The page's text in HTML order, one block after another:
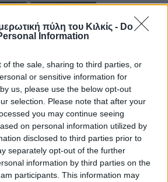
πύλη του Κιλκίς - Do
Information
of the sale, sharing to third parties, or
or sensitive information for
us, please use the below opt-out
selection. Please note that after your
you may continue seeing
on personal information utilized by
disclosed to third parties prior to
separately opt-out of the further
information by third parties on the
participants. This information may